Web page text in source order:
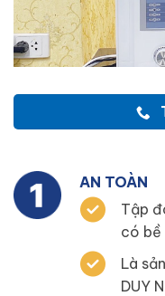
AN TOÀN
Tập
có bề
Là
DUY